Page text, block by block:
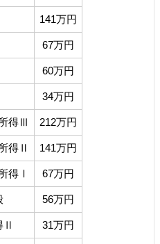
141万円
67万円
60万円
34万円
得Ⅲ 212万円
得Ⅱ 141万円
得Ⅰ 67万円
56万円
Ⅱ 31万円